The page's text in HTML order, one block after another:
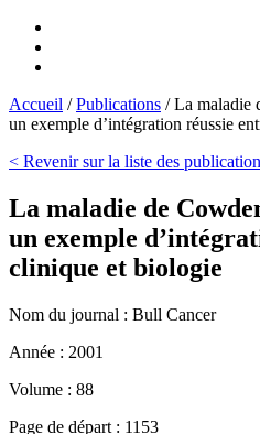
Accueil /Publications /La maladie
un exemple d’intégration réussie
< Revenir sur la liste des
La maladie de
un exemple
clinique et biologie
Nom du journal : Bull Cancer
Année : 2001
Volume : 88
Page de départ : 1153